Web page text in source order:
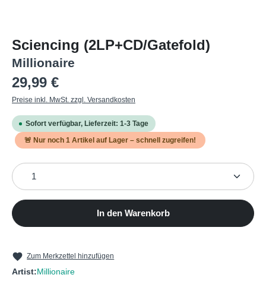
Sciencing (2LP+CD/Gatefold)
Millionaire
Regulärer Preis:
29,99 €
Preise inkl. MwSt. zzgl. Versandkosten
Sofort verfügbar, Lieferzeit: 1-3 Tage
🚨 Nur noch 1 Artikel auf Lager – schnell zugreifen!
Produkt Anzahl: Gib den gewünschten Wert ein
In den Warenkorb
Zum Merkzettel hinzufügen
Artist:Millionaire